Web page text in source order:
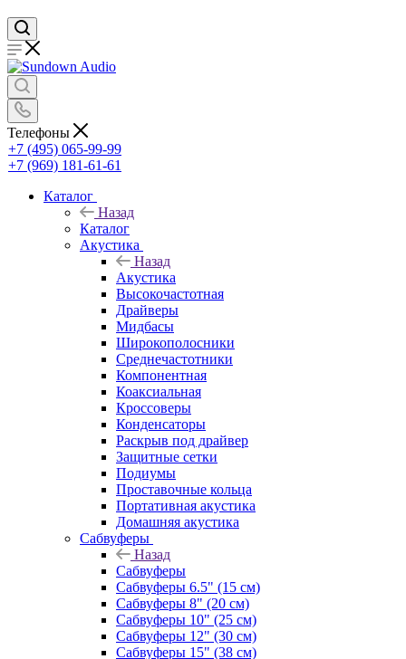
Телефоны
+7 (495) 065-99-99
+7 (969) 181-61-61
Каталог
Назад
Каталог
Акустика
Назад
Акустика
Высокочастотная
Драйверы
Мидбасы
Широкополосники
Среднечастотники
Компонентная
Коаксиальная
Кроссоверы
Конденсаторы
Раскрыв под драйвер
Защитные сетки
Подиумы
Проставочные кольца
Портативная акустика
Домашняя акустика
Сабвуферы
Назад
Сабвуферы
Сабвуферы 6.5" (15 см)
Сабвуферы 8" (20 см)
Сабвуферы 10" (25 см)
Сабвуферы 12" (30 см)
Сабвуферы 15" (38 см)